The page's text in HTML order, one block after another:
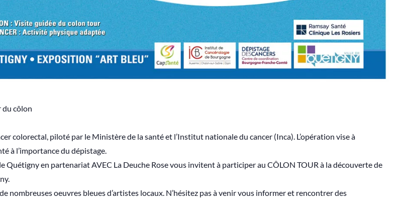
du côlon
colorectal, piloté par le Ministère de la santé et l’Institut nationale du cancer (Inca). L’opération vise à
à l’importance du dépistage.
Quétigny en partenariat AVEC La Deuche Rose vous invitent à participer au CÔLON TOUR à la découverte de
nombreuses oeuvres bleues d’artistes locaux. N’hésitez pas à venir vous informer et rencontrer des